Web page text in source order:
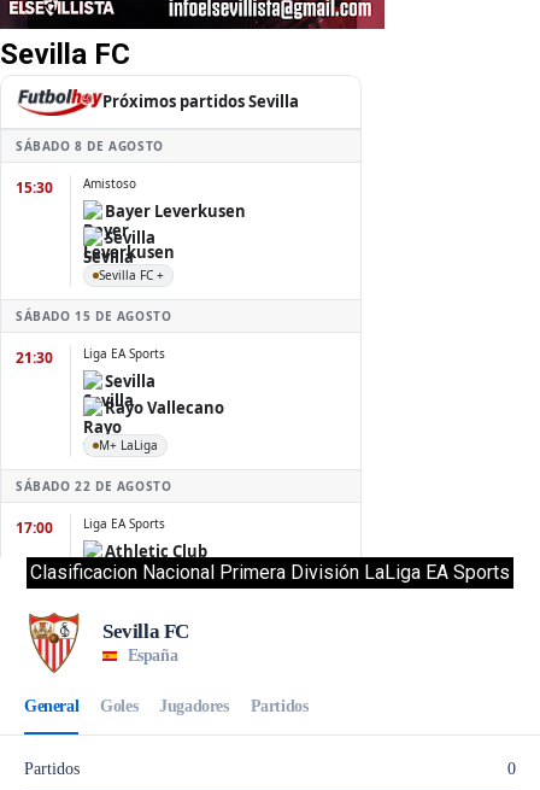
Sevilla FC
Clasificacion Nacional Primera División LaLiga EA Sports